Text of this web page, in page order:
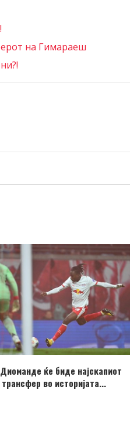
на Гимараеш
ќе биде најскапиот
трансфер во историјата...